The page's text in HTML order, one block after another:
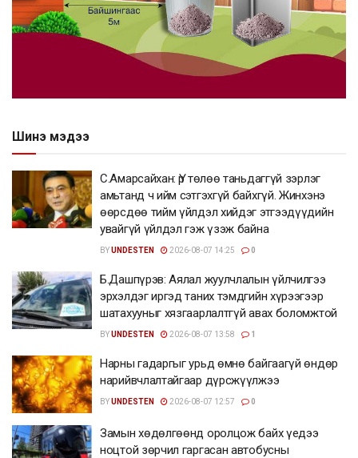
Шинэ мэдээ
С.Амарсайхан: Үр төлөө таньдаггүй зэрлэг
амьтанд ч ийм сэтгэхгүй байхгүй. Жинхэнэ
өөрсдөө тийм үйлдэл хийдэг этгээдүүдийн
увайгүй үйлдэл гэж үзэж байна
BYUNDESTEN 2026-08-07 14:25 0
Б.Дашпүрэв: Аялал жуулчлалын үйлчилгээ
эрхэлдэг иргэд таних тэмдгийн хүрээгээр
шатахууныг хязгаарлалтгүй авах боломжтой
BYUNDESTEN 2026-08-07 13:58 1
Нарны гадаргыг урьд өмнө байгаагүй өндөр
нарийвчлалтайгаар дүрсжүүлжээ
BYUNDESTEN 2026-08-07 12:57 0
Замын хөдөлгөөнд оролцож байх үедээ
ноцтой зөрчил гаргасан автобусны